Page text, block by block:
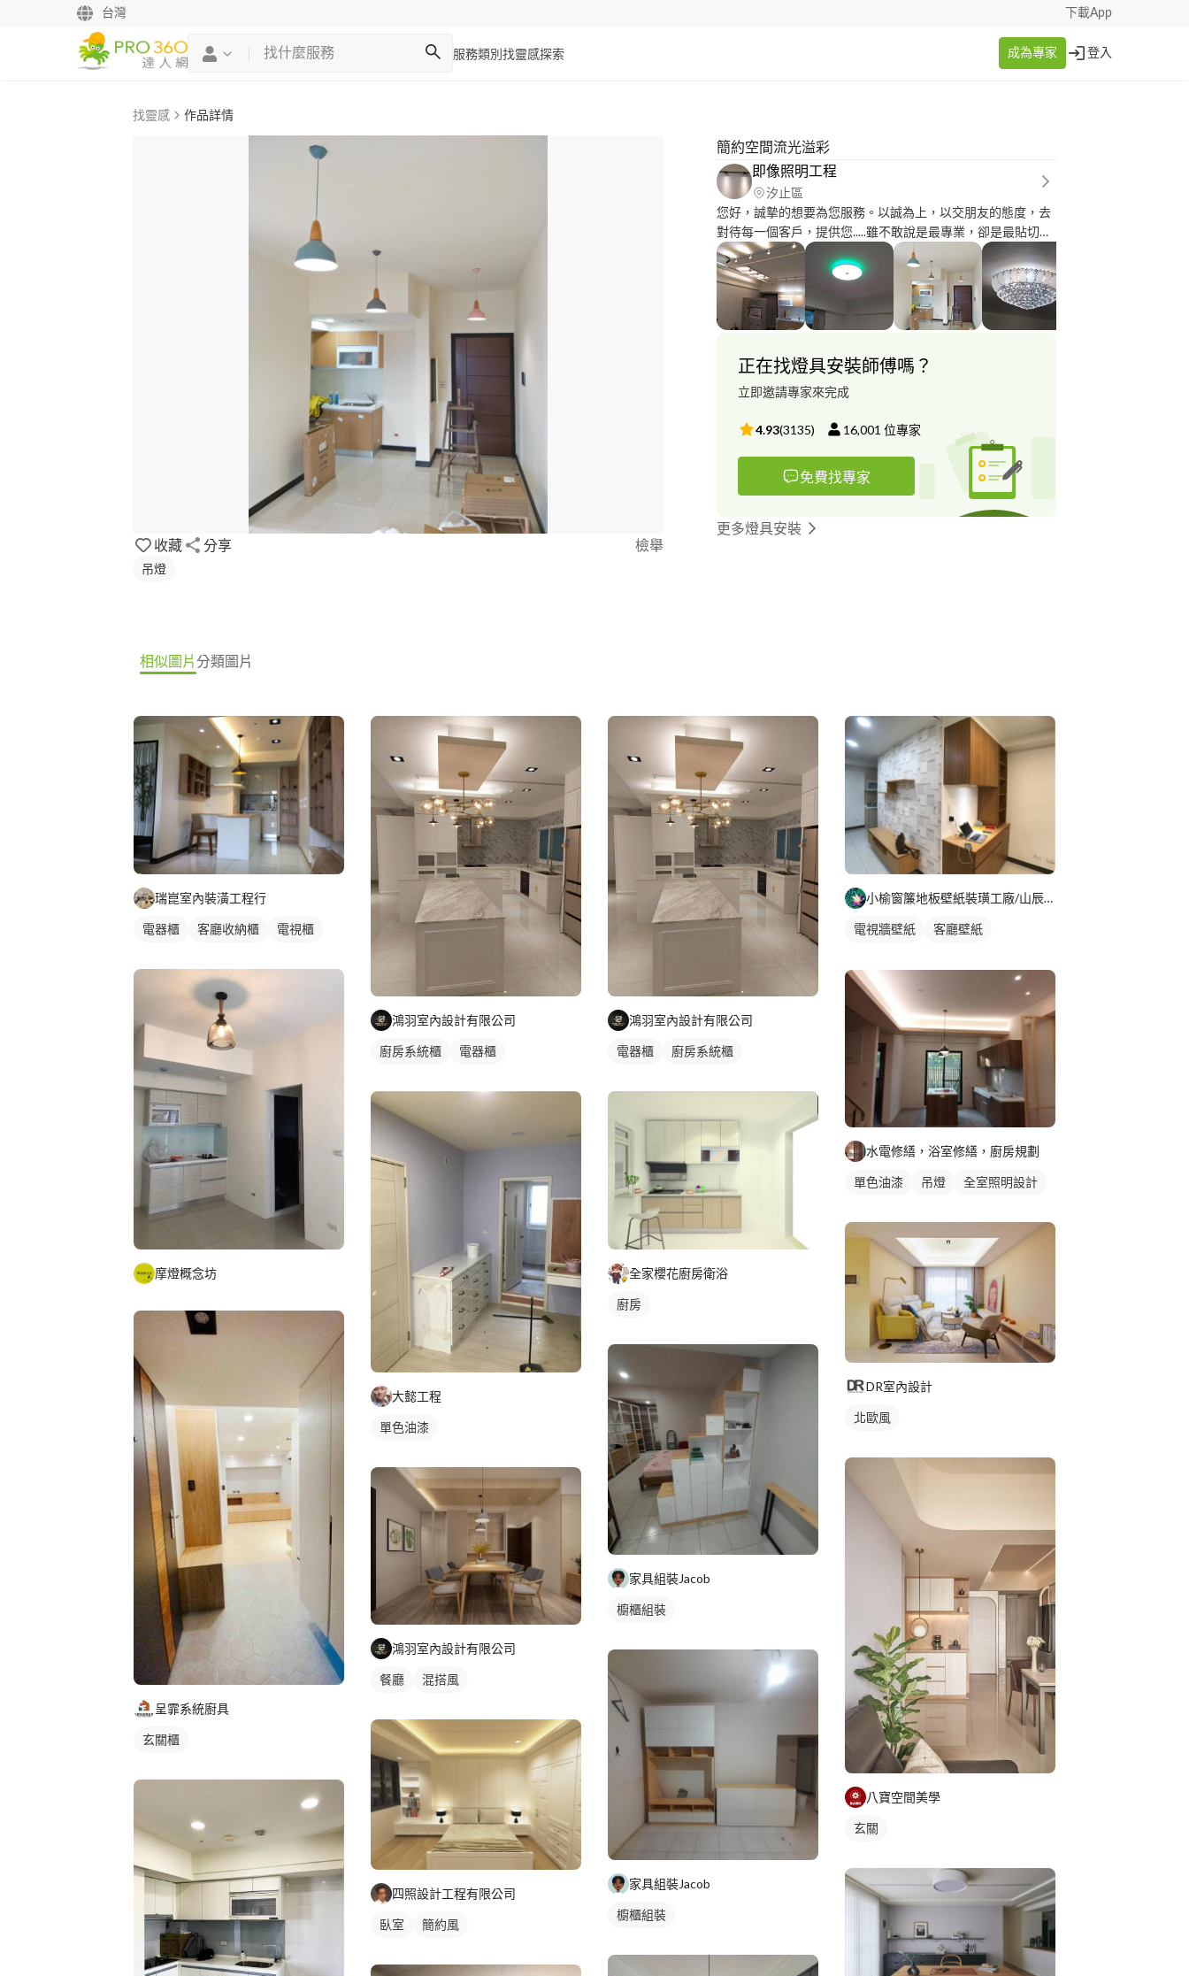
台灣 下載App
服務類別 找靈感探索 成為專家 登入
找靈感 作品詳情
收藏 分享 檢舉
吊燈
簡約空間流光溢彩
即像照明工程
汐止區
您好，誠摯的想要為您服務。以誠為上，以交朋友的態度，去
對待每一個客戶，提供您.....雖不敢說是最專業，卻是最貼切適
合您的方案，讓您不多花冤望錢，省卻諸多惱人的小小麻煩
事。北北基地區，提供燈具專業安裝服務，亦可代為選購燈
具，可到府評估整體照明規劃。另提供家庭基礎水電維修服
務，及廣告印刷、廣告招牌等商業廣告需求。即便是少少的
一、二盞吸頂燈，少少的二、三盒名片，您都會得到最最熱情
正在找燈具安裝師傅嗎？
立即邀請專家來完成
4.93(3135) 16,001 位專家
免費找專家
更多燈具安裝
相似圖片分類圖片
瑞崑室內裝潢工程行
電器櫃 客廳收納櫃 電視櫃
摩燈概念坊
呈霏系統廚具
玄關櫃
鴻羽室內設計有限公司
廚房系統櫃 電器櫃
大懿工程
單色油漆
鴻羽室內設計有限公司
餐廳 混搭風
四照設計工程有限公司
臥室 簡約風
鴻羽室內設計有限公司
電器櫃 廚房系統櫃
全家櫻花廚房衛浴
廚房
家具組裝Jacob
櫥櫃組裝
家具組裝Jacob
櫥櫃組裝
小榆窗簾地板壁紙裝璜工廠/山辰室內設計
電視牆壁紙
客廳壁紙
水電修繕，浴室修繕，廚房規劃
單色油漆 吊燈 全室照明設計
DR室內設計
北歐風
八寶空間美學
玄關